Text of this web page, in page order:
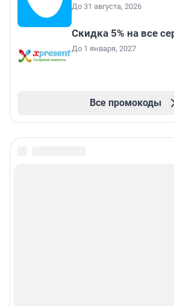
До 31 августа, 2026
Скидка 5% на все
До 1 января, 2027
Все промокоды